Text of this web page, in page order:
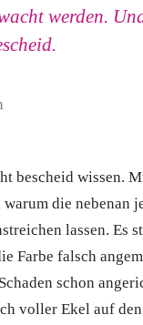
werden.
bescheid wissen.
die nebenan
lassen. Es
Farbe falsch
schon
voller Ekel auf den